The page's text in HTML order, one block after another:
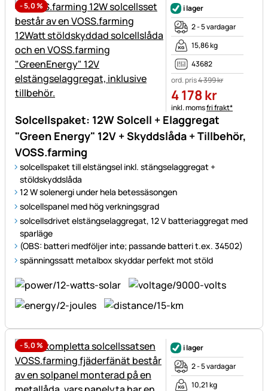
-5,0%
Solcellspaket: 12W Solcell + Elaggregat
"Green Energy" 12V + Skyddslåda + Tillbehör,
VOSS.farming
solcellspaket till elstängsel inkl. stängselaggregat +
stöldskyddslåda
12 W solenergi under hela betessäsongen
solcellspanel med hög verkningsgrad
solcellsdrivet elstängselaggregat, 12 V batteriaggregat med
sparläge
(OBS: batteri medföljer inte; passande batteri t.ex. 34502)
spänningssatt metalbox skyddar perfekt mot stöld
i lager
2 - 5 vardagar
15,86 kg
43682
ord. pris4 399kr
4 178kr
Skatteinformation:
inkl. momsfri frakt*
-5,0%
i lager
2 - 5 vardagar
10,21 kg